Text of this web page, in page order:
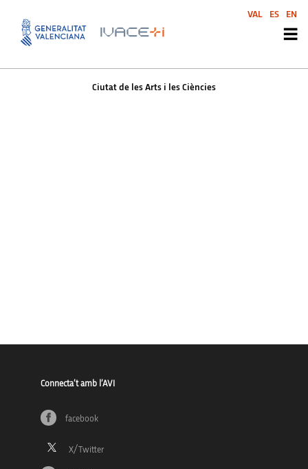
Ciutat de les Arts i les
Ciutat de les Arts i les Ciències
Connecta’t amb l’AVI
facebook
VAL ES EN